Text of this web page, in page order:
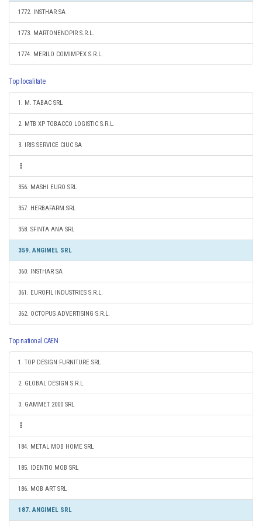
1772. INSTHAR SA
1773. MARTONENDPIR S.R.L.
1774. MERILO COMIMPEX S.R.L.
Top localitate
1. M. TABAC SRL
2. MTB XP TOBACCO LOGISTIC S.R.L.
3. IRIS SERVICE CIUC SA
356. MASHI EURO SRL
357. HERBAFARM SRL
358. SFINTA ANA SRL
359. ANGIMEL SRL
360. INSTHAR SA
361. EUROFIL INDUSTRIES S.R.L.
362. OCTOPUS ADVERTISING S.R.L.
Top national CAEN
1. TOP DESIGN FURNITURE SRL
2. GLOBAL DESIGN S.R.L.
3. GAMMET 2000 SRL
184. METAL MOB HOME SRL
185. IDENTIO MOB SRL
186. MOB ART SRL
187. ANGIMEL SRL